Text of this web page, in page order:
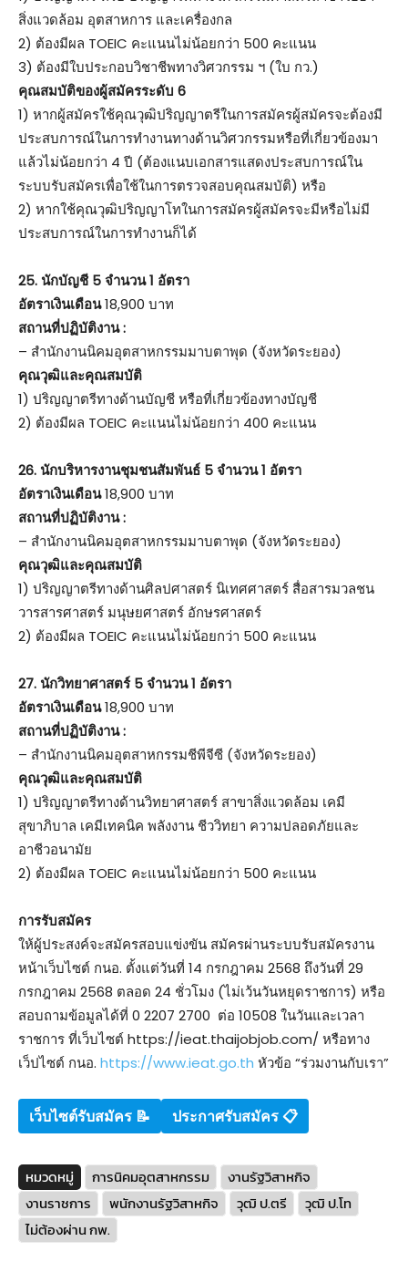
สิ่งแวดล้อม อุตสาหการ และเครื่องกล
2) ต้องมีผล TOEIC คะแนนไม่น้อยกว่า 500 คะแนน
3) ต้องมีใบประกอบวิชาชีพทางวิศวกรรม ฯ (ใบ กว.)
คุณสมบัติของผู้สมัครระดับ 6
1) หากผู้สมัครใช้คุณวุฒิปริญญาตรีในการสมัครผู้สมัครจะต้องมี
ประสบการณ์ในการทำงานทางด้านวิศวกรรมหรือที่เกี่ยวข้องมา
แล้วไม่น้อยกว่า 4 ปี (ต้องแนบเอกสารแสดงประสบการณ์ใน
ระบบรับสมัครเพื่อใช้ในการตรวจสอบคุณสมบัติ) หรือ
2) หากใช้คุณวุฒิปริญญาโทในการสมัครผู้สมัครจะมีหรือไม่มี
ประสบการณ์ในการทำงานก็ได้
25. นักบัญชี 5 จำนวน 1 อัตรา
อัตราเงินเดือน18,900 บาท
สถานที่ปฏิบัติงาน :
– สำนักงานนิคมอุตสาหกรรมมาบตาพุด (จังหวัดระยอง)
คุณวุฒิและคุณสมบัติ
1) ปริญญาตรีทางด้านบัญชี หรือที่เกี่ยวข้องทางบัญชี
2) ต้องมีผล TOEIC คะแนนไม่น้อยกว่า 400 คะแนน
26. นักบริหารงานชุมชนสัมพันธ์ 5 จำนวน 1 อัตรา
อัตราเงินเดือน18,900 บาท
สถานที่ปฏิบัติงาน :
– สำนักงานนิคมอุตสาหกรรมมาบตาพุด (จังหวัดระยอง)
คุณวุฒิและคุณสมบัติ
1) ปริญญาตรีทางด้านศิลปศาสตร์ นิเทศศาสตร์ สื่อสารมวลชน
วารสารศาสตร์ มนุษยศาสตร์ อักษรศาสตร์
2) ต้องมีผล TOEIC คะแนนไม่น้อยกว่า 500 คะแนน
27. นักวิทยาศาสตร์ 5 จำนวน 1 อัตรา
อัตราเงินเดือน18,900 บาท
สถานที่ปฏิบัติงาน :
– สำนักงานนิคมอุตสาหกรรมชีพีจีซี (จังหวัดระยอง)
คุณวุฒิและคุณสมบัติ
1) ปริญญาตรีทางด้านวิทยาศาสตร์ สาขาสิ่งแวดล้อม เคมี
สุขาภิบาล เคมีเทคนิค พลังงาน ชีววิทยา ความปลอดภัยและ
อาชีวอนามัย
2) ต้องมีผล TOEIC คะแนนไม่น้อยกว่า 500 คะแนน
การรับสมัคร
ให้ผู้ประสงค์จะสมัครสอบแข่งขัน สมัครผ่านระบบรับสมัครงาน
หน้าเว็บไซต์ กนอ. ตั้งแต่วันที่ 14 กรกฎาคม 2568 ถึงวันที่ 29
กรกฎาคม 2568 ตลอด 24 ชั่วโมง (ไม่เว้นวันหยุดราชการ) หรือ
สอบถามข้อมูลได้ที่ 0 2207 2700 ต่อ 10508 ในวันและเวลา
ราชการ ที่เว็บไซต์ https://ieat.thaijobjob.com/ หรือทาง
เว็ปไซต์ กนอ. https://www.ieat.go.th หัวข้อ “ร่วมงานกับเรา”
เว็บไซต์รับสมัคร 📝 ประกาศรับสมัคร 📋
หมวดหมู่ การนิคมอุตสาหกรรม
งานรัฐวิสาหกิจ
งานราชการ
พนักงานรัฐวิสาหกิจ วุฒิ ป.ตรี
วุฒิ ป.โท
ไม่ต้องผ่าน กพ.